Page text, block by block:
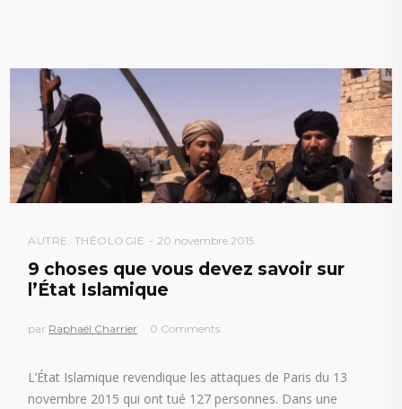
AUTRE , THÉOLOGIE 20 novembre 2015
9 choses que vous devez savoir sur
l’État Islamique
par Raphaël Charrier 0 Comments
L’État Islamique revendique les attaques de Paris du 13
novembre 2015 qui ont tué 127 personnes. Dans une